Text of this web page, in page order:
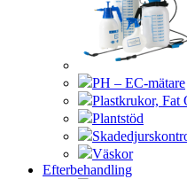
PH – EC-mätare
Plastkrukor, Fat
Plantstöd
Väskor
Efterbehandling